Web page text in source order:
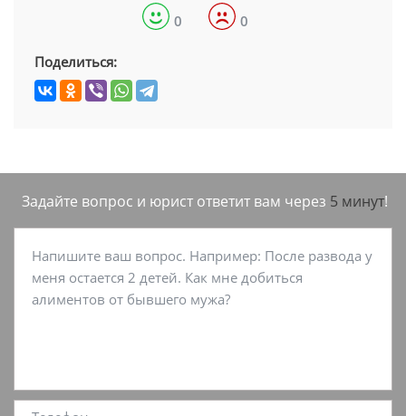
0 0
Поделиться:
Задайте вопрос и юрист ответит вам через 5 минут!